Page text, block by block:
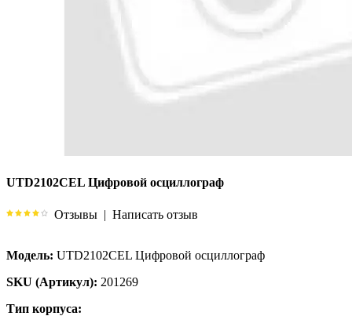
UTD2102CEL Цифровой осциллограф
Отзывы | Написать отзыв
Модель: UTD2102CEL Цифровой осциллограф
SKU (Артикул): 201269
Тип корпуса: